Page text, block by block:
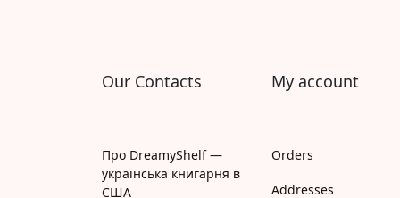
Our Contacts
Про DreamyShelf —
українська книгарня в
США
My account
Orders
Addresses